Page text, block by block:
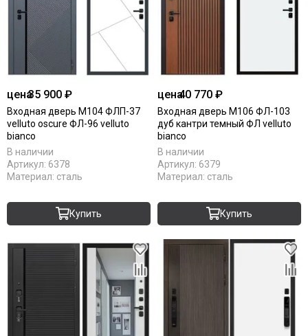
цена35 900 ₽
Входная дверь М104 ФЛП-37
velluto oscure ФЛ-96 velluto
bianco
В наличии
Артикул: 6378
Материал: сталь
Купить
цена40 770 ₽
Входная дверь М106 ФЛ-103
дуб кантри темный ФЛ velluto
bianco
В наличии
Артикул: 6379
Материал: сталь
Купить